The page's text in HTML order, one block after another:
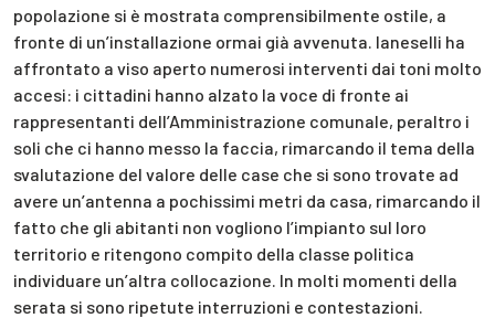
popolazione si è mostrata comprensibilmente ostile, a
fronte di un’installazione ormai già avvenuta. Ianeselli ha
affrontato a viso aperto numerosi interventi dai toni molto
accesi: i cittadini hanno alzato la voce di fronte ai
rappresentanti dell’Amministrazione comunale, peraltro i
soli che ci hanno messo la faccia, rimarcando il tema della
svalutazione del valore delle case che si sono trovate ad
avere un’antenna a pochissimi metri da casa, rimarcando il
fatto che gli abitanti non vogliono l’impianto sul loro
territorio e ritengono compito della classe politica
individuare un’altra collocazione. In molti momenti della
serata si sono ripetute interruzioni e contestazioni.